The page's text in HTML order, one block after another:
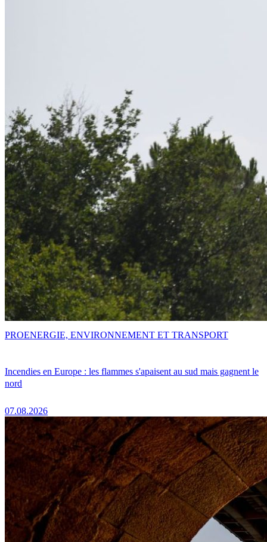
Incendies en Europe : les flammes s'apaisent au sud mais gagnent le
nord
07.08.2026
PROENERGIE, ENVIRONNEMENT ET TRANSPORT